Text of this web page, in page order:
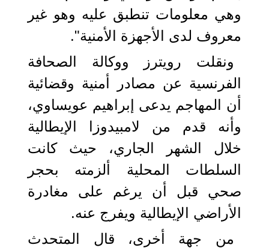
وهي معلومات تنطبق عليه وهو غير
معروف لدى الأجهزة الأمنية".
ونقلت رويترز ووكالة الصحافة
الفرنسية عن مصادر أمنية وقضائية
أن المهاجم يدعى إبراهيم عويساوي،
وأنه قدم من لامبيدوزا الإيطالية
خلال الشهر الجاري، حيث كانت
السلطات المحلية ألزمته بحجر
صحي قبل أن يرغم على مغادرة
الأراضي الإيطالية ويفرج عنه.
من جهة أخرى، قال المتحدث